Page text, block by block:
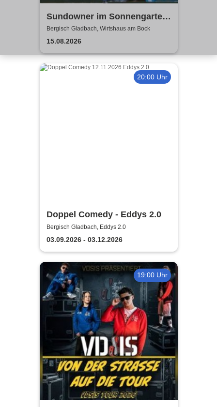
Sundowner im Sonnengarten
- Wirtshaus am Bock
Bergisch Gladbach, Wirtshaus am Bock
15.08.2026
20:00 Uhr
Doppel Comedy - Eddys 2.0
Bergisch Gladbach, Eddys 2.0
03.09.2026 - 03.12.2026
19:00 Uhr